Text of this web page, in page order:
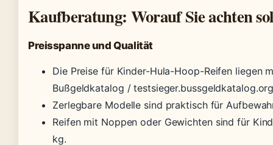
Kaufberatung: Worauf Sie achten
Preisspanne und Qualität
Die Preise für Kinder-Hula-Hoop-Reifen liegen
Bußgeldkatalog /
Zerlegbare Modelle sind praktisch für
Reifen mit Noppen oder Gewichten sind für
kg.